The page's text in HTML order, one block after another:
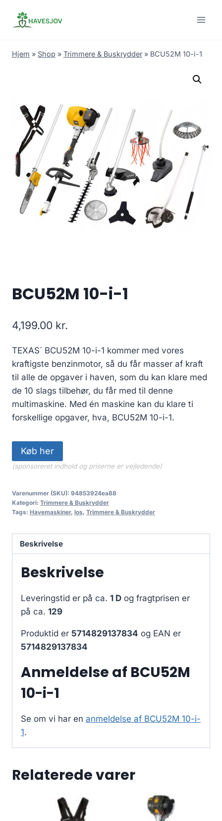
Hjem » Shop » Trimmere & Buskrydder » BCU52M 10-i-1
BCU52M 10-i-1
4,199.00 kr.
TEXAS´ BCU52M 10-i-1 kommer med vores
kraftigste benzinmotor, så du får masser af kraft
til alle de opgaver i haven, som du kan klare med
de 10 slags tilbehør, du får med til denne
multimaskine. Med én maskine kan du klare ti
forskellige opgaver, hva, BCU52M 10-i-1.
Køb her
(sponsoreret indhold og priserne er vejledende)
Varenummer (SKU): 94853924ea88
Kategori: Trimmere & Buskrydder
Tags: Havemaskiner, los, Trimmere & Buskrydder
Beskrivelse
Beskrivelse
Leveringstid er på ca. 1 D og fragtprisen er
på ca. 129
Produktid er 5714829137834 og EAN er
5714829137834
Anmeldelse af BCU52M
10-i-1
Se om vi har en anmeldelse af BCU52M 10-i-
1.
Relaterede varer